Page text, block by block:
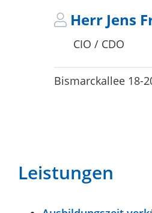
Herr Jens
CIO / CDO
Bismarckallee 18-
Leistungen